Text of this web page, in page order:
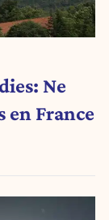
Ne
en France